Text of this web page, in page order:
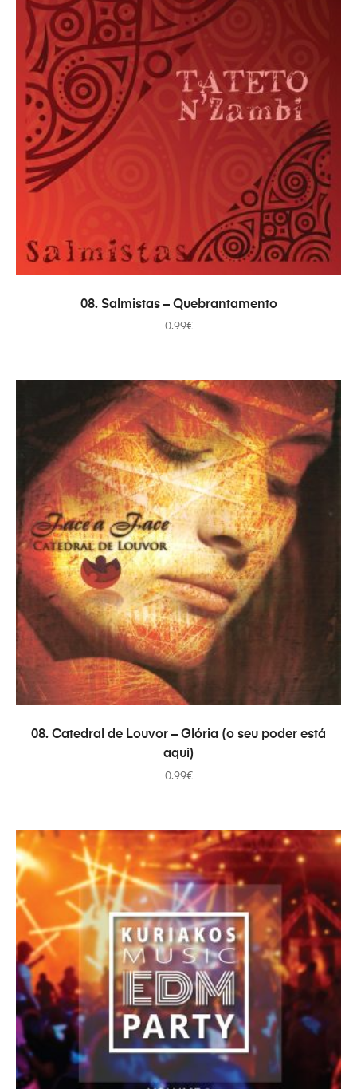
ADAUGĂ ÎN COȘ
08. Salmistas – Quebrantamento
0.99€
ADAUGĂ ÎN COȘ
08. Catedral de Louvor – Glória (o seu poder está
aqui)
0.99€